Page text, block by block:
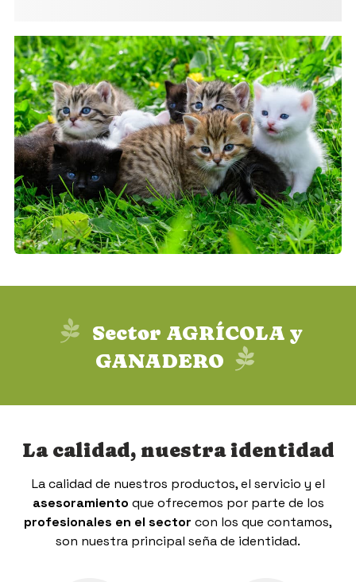
Nuestra ampliaexperienciaen el mundo de la
agricultura y la ganadería ha logrado convertir
un almacén comercial enuna de las principales
empresasconlos mejores productos y
servicios.
Junto con la extensión de la empresa, se han ido
aumentando los sectores a los que prestamos
servicios, como laalimentación de mascotas
(núcleo zoológico para la venta de pequeños
animales, roedores, aves...) y lajardinería.
Seguir leyendo
GANADERO
La calidad, nuestra identidad